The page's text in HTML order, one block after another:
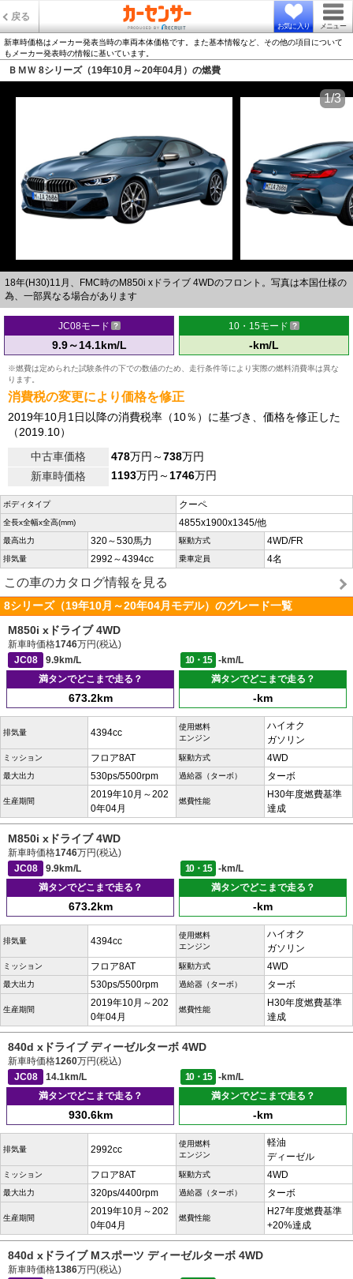
戻る
お気に入り メニュー
新車時価格はメーカー発表当時の車両本体価格です。また基本情報など、その他の項目について
もメーカー発表時の情報に基いています。
ＢＭＷ 8シリーズ（19年10月～20年04月）の燃費
18年(H30)11月、FMC時のM850i xドライブ 4WDのフロント。写真は本国仕様の
為、一部異なる場合があります
1/3
JC08モード
9.9～14.1km/L
10・15モード
-km/L
※燃費は定められた試験条件の下での数値のため、走行条件等により実際の燃料消費率は異な
ります。
消費税の変更により価格を修正
2019年10月1日以降の消費税率（10％）に基づき、価格を修正した
（2019.10）
中古車価格
478万円～738万円
新車時価格
1193万円～1746万円
ボディタイプ クーペ
全長x全幅x全高(mm) 4855x1900x1345/他
最高出力 320～530馬力 駆動方式 4WD/FR
排気量 2992～4394cc 乗車定員 4名
この車のカタログ情報を見る
8シリーズ（19年10月～20年04月モデル）のグレード一覧
M850i xドライブ 4WD
新車時価格1746万円(税込)
JC08
9.9km/L 10・15
-km/L
満タンでどこまで走る？
673.2km
満タンでどこまで走る？
-km
排気量 4394cc
使用燃料
エンジン
ハイオク
ガソリン
ミッション フロア8AT 駆動方式 4WD
最大出力 530ps/5500rpm 過給器（ターボ） ターボ
生産期間
2019年10月～202
0年04月
燃費性能
H30年度燃費基準
達成
M850i xドライブ 4WD
新車時価格1746万円(税込)
JC08
9.9km/L 10・15
-km/L
満タンでどこまで走る？
673.2km
満タンでどこまで走る？
-km
排気量 4394cc
使用燃料
エンジン
ハイオク
ガソリン
ミッション フロア8AT 駆動方式 4WD
最大出力 530ps/5500rpm 過給器（ターボ） ターボ
生産期間
2019年10月～202
0年04月
燃費性能
H30年度燃費基準
達成
840d xドライブ ディーゼルターボ 4WD
新車時価格1260万円(税込)
JC08
14.1km/L 10・15
-km/L
満タンでどこまで走る？
930.6km
満タンでどこまで走る？
-km
排気量 2992cc
使用燃料
エンジン
軽油
ディーゼル
ミッション フロア8AT 駆動方式 4WD
最大出力 320ps/4400rpm 過給器（ターボ） ターボ
生産期間
2019年10月～202
0年04月
燃費性能
H27年度燃費基準
+20%達成
840d xドライブ Mスポーツ ディーゼルターボ 4WD
新車時価格1386万円(税込)